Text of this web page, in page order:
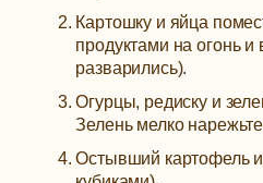
Картошку и яйца
продуктами на огонь
разварились).
Огурцы, редиску и
Зелень мелко
Остывший картофель и